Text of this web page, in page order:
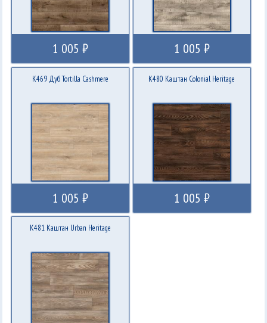
1 005 ₽ 1 005 ₽
K469 Дуб Tortilla Cashmere
1 005 ₽
K480 Каштан Colonial Heritage
1 005 ₽
K481 Каштан Urban Heritage